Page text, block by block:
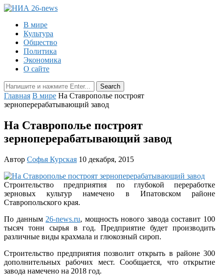
В мире
Культура
Общество
Политика
Экономика
О сайте
Главная В мире На Ставрополье построят
зерноперерабатывающий завод
На Ставрополье построят
зерноперерабатывающий завод
Автор Софья Курская 10 декабря, 2015
Строительство предприятия по глубокой переработке
зерновых культур намечено в Ипатовском районе
Ставропольского края.
По данным 26-news.ru, мощность нового завода составит 100
тысяч тонн сырья в год. Предприятие будет производить
различные виды крахмала и глюкозный сироп.
Строительство предприятия позволит открыть в районе 300
дополнительных рабочих мест. Сообщается, что открытие
завода намечено на 2018 год.